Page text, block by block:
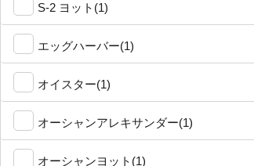
S-2 ヨット(1)
エッグハーバー(1)
オイスター(1)
オーシャンアレキサンダー(1)
オーシャンヨット(1)